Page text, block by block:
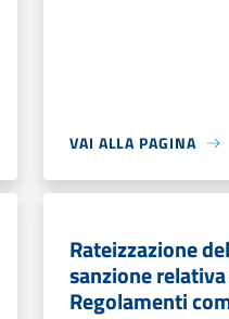
VAI ALLA PAGINA
Rateizzazione
sanzione
Regolamenti